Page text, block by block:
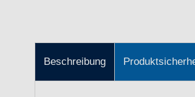
Beschreibung